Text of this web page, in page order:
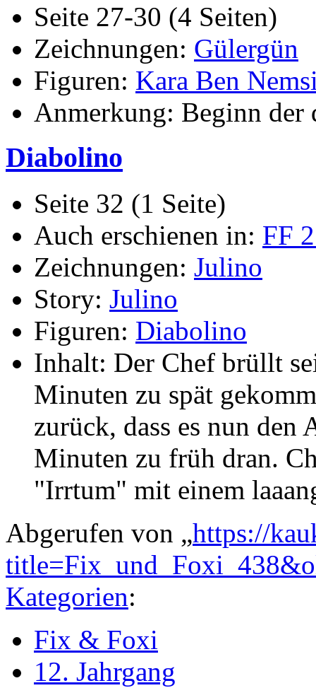
Seite 27-30 (4 Seiten)
Zeichnungen: Gülergün
Figuren: Kara Ben
Anmerkung: Beginn der
Diabolino
Seite 32 (1 Seite)
Auch erschienen in: FF
Zeichnungen: Julino
Story: Julino
Figuren: Diabolino
Inhalt: Der Chef brüllt
Minuten zu spät
zurück, dass es nun den
Minuten zu früh dran.
"Irrtum" mit einem
Abgerufen von „https://
Kategorien:
Fix & Foxi
12. Jahrgang